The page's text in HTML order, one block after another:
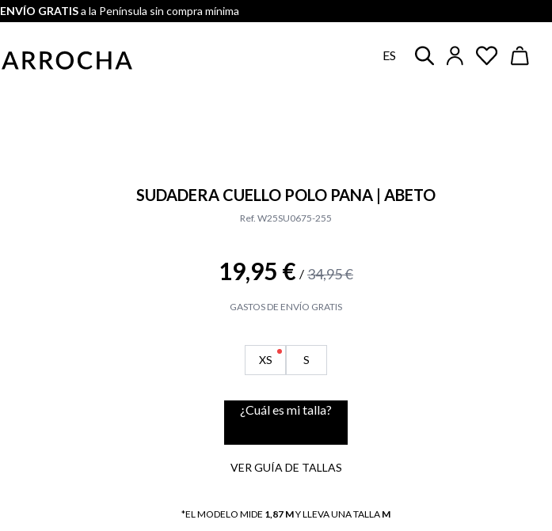
ENVÍO GRATISa la Península sin compra mínima
ES
SUDADERA CUELLO POLO PANA | ABETO
Ref. W25SU0675-255
19,95 € / 34,95 €
GASTOS DE ENVÍO GRATIS
XS S
¿Cuál es mi talla?
VER GUÍA DE TALLAS
*EL MODELO MIDE 1,87 MY LLEVA UNA TALLA M